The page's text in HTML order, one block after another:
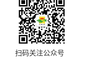
扫码关注公众号